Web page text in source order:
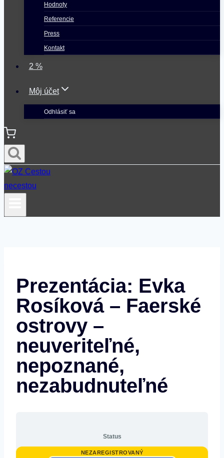
Hodnoty
Referencie
Press
Kontakt
2 %
Môj účet
Odhlásiť sa
Prezentácia: Evka
Rosíková – Faerské
ostrovy –
neuveriteľné,
nepoznané,
nezabudnuteľné
Status
NEZAREGISTROVANÝ